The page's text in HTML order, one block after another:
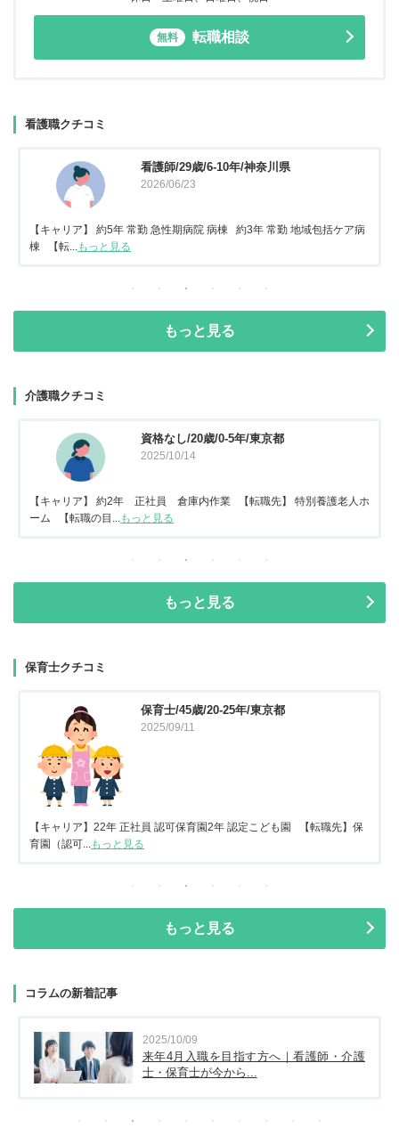
無料 転職相談
看護職クチコミ
看護師/29歳/6-10年/神奈川県
2026/06/23
【キャリア】 約5年 常勤 急性期病院 病棟 約3年 常勤 地域包括ケア病
棟 【転...もっと見る
もっと見る
介護職クチコミ
資格なし/20歳/0-5年/東京都
2025/10/14
【キャリア】 約2年 正社員 倉庫内作業 【転職先】 特別養護老人ホ
ーム 【転職の目...もっと見る
もっと見る
保育士クチコミ
保育士/45歳/20-25年/東京都
2025/09/11
【キャリア】22年 正社員 認可保育園2年 認定こども園 【転職先】保
育園（認可...もっと見る
もっと見る
コラムの新着記事
2025/10/09
来年4月入職を目指す方へ｜看護師・介護
士・保育士が今から...